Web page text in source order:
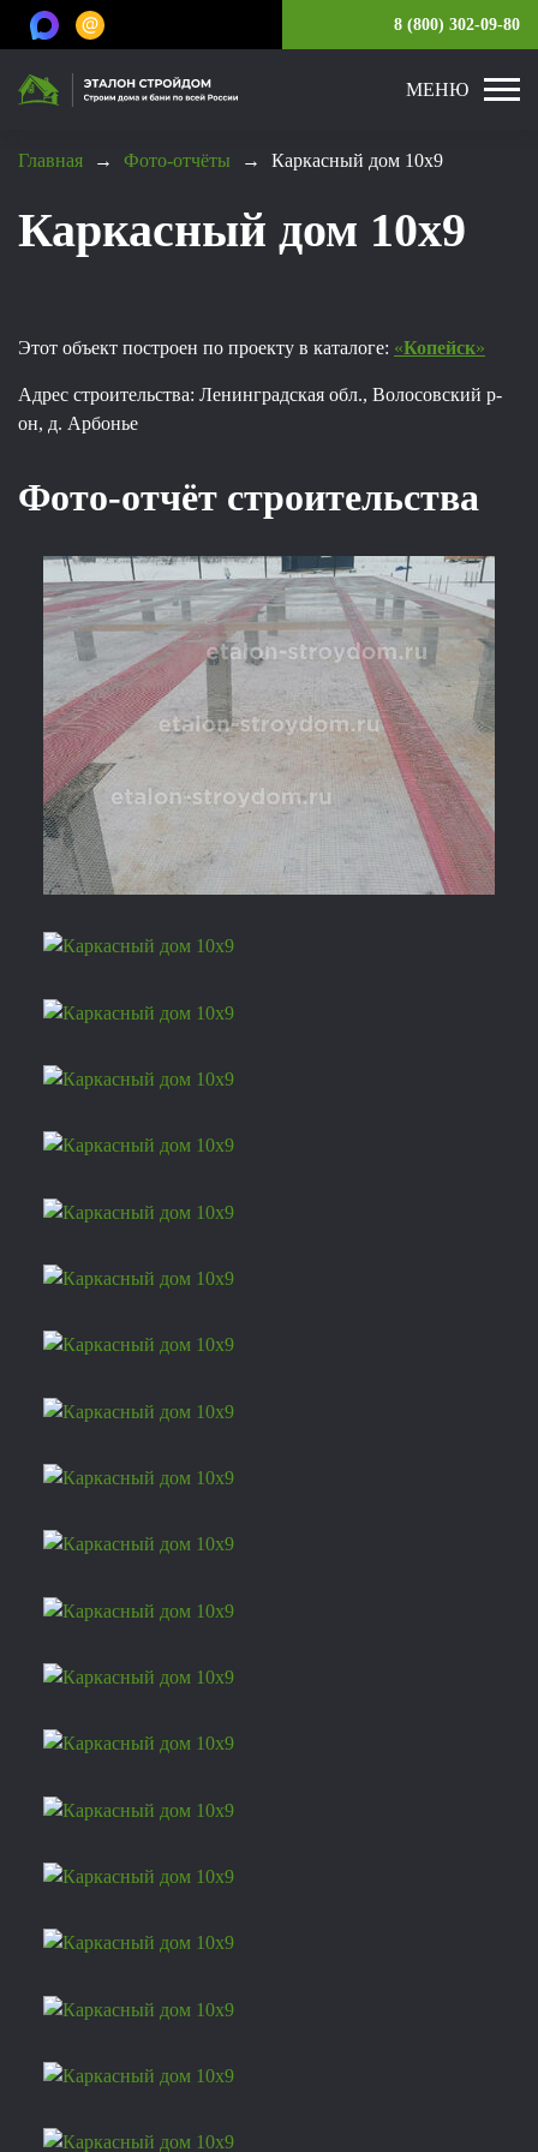
8 (800) 302-09-80
МЕНЮ
Главная → Фото-отчёты → Каркасный дом 10х9
Каркасный дом 10х9
Этот объект построен по проекту в каталоге: «Копейск»
Адрес строительства: Ленинградская обл., Волосовский р-
он, д. Арбонье
Фото-отчёт строительства